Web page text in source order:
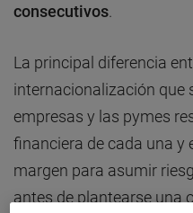
consecutivos
La principal diferencia
internacionalización que
empresas y las pymes
financiera de cada una y
margen para asumir
antes de plantearse una